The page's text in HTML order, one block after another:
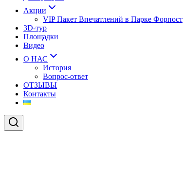
Акции
VIP Пакет Впечатлений в Парке Форпост
3D-тур
Площадки
Видео
О НАС
История
Вопрос-ответ
ОТЗЫВЫ
Контакты